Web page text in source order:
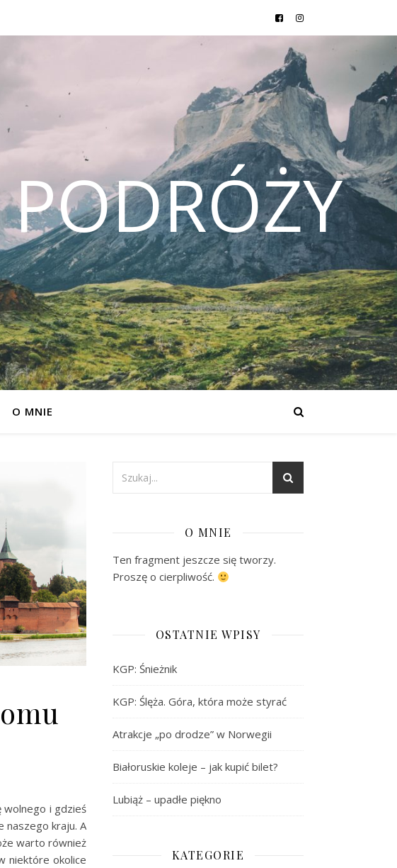
O MNIE
wolnego i gdzieś
naszego kraju. A
warto również
niektóre okolice
O MNIE
Ten fragment jeszcze się tworzy.
Proszę o cierpliwość.
OSTATNIE WPISY
KGP: Śnieżnik
KGP: Ślęża. Góra, która może styrać
Atrakcje „po drodze” w Norwegii
Białoruskie koleje – jak kupić bilet?
Lubiąż – upadłe piękno
KATEGORIE